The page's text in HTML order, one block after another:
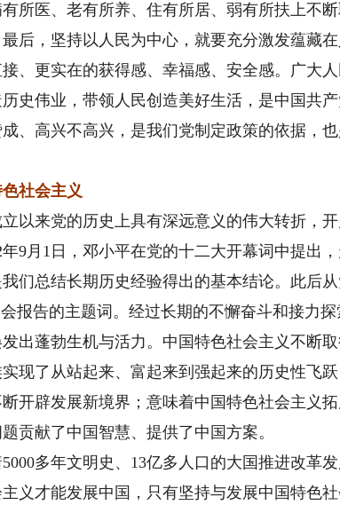
所医、老有所养、住有所居、弱有所扶上不
后，坚持以人民为中心，就要充分激发蕴藏
、更实在的获得感、幸福感、安全感。广大
史伟业，带领人民创造美好生活，是中国共
、高兴不高兴，是我们党制定政策的依据，
社会主义
来党的历史上具有深远意义的伟大转折，开
9月1日，邓小平在党的十二大开幕词中提出
们总结长期历史经验得出的基本结论。此后
报告的主题词。经过长期的不懈奋斗和接力探
出蓬勃生机与活力。中国特色社会主义不断
现了从站起来、富起来到强起来的历史性飞
开辟发展新境界；意味着中国特色社会主义
贡献了中国智慧、提供了中国方案。
多年文明史、13亿多人口的大国推进改革发
义才能发展中国，只有坚持与发展中国特色社